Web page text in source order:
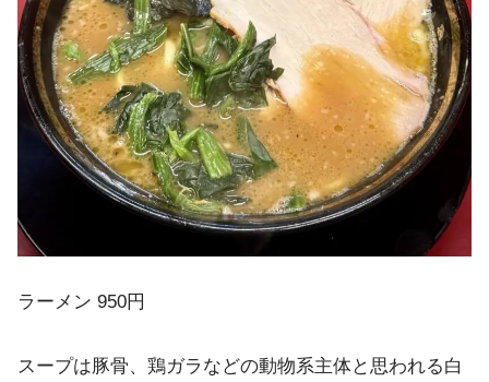
ラーメン 950円
スープは豚骨、鶏ガラなどの動物系主体と思われる白